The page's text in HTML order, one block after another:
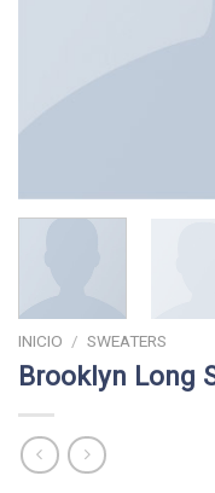
INICIO / SWEATERS
Brooklyn Long